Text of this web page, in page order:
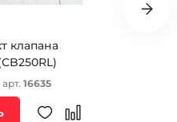
клапана
16635
517 ₽